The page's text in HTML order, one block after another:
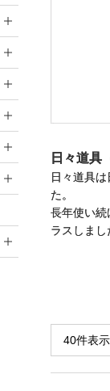
日々道具
日々道具
た。
長年使い続
ラスしまし